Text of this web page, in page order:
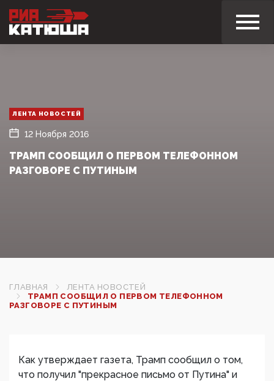
ЛЕНТА НОВОСТЕЙ
12 Ноября 2016
ТРАМП СООБЩИЛ О ПЕРВОМ ТЕЛЕФОННОМ
РАЗГОВОРЕ С ПУТИНЫМ
ГЛАВНАЯ
ЛЕНТА НОВОСТЕЙ
ТРАМП СООБЩИЛ О ПЕРВОМ ТЕЛЕФОННОМ
РАЗГОВОРЕ С ПУТИНЫМ
Как утверждает газета, Трамп сообщил о том,
что получил "прекрасное письмо от Путина" и